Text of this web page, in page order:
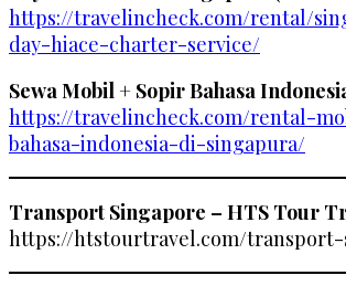
https://travelincheck.com/rental/
day-hiace-charter-service/
Sewa Mobil + Sopir Bahasa
https://travelincheck.com/rental-
bahasa-indonesia-di-singapura/
Transport Singapore – HTS Tour
https://htstourtravel.com/